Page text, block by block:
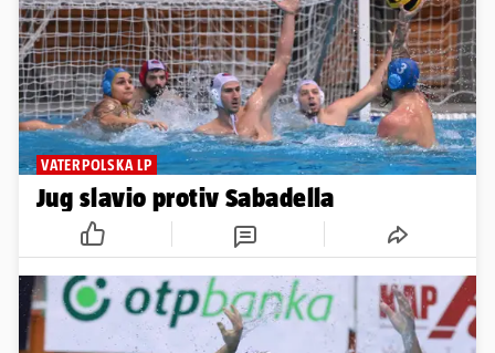
VATERPOLSKA LP
Jug slavio protiv Sabadella